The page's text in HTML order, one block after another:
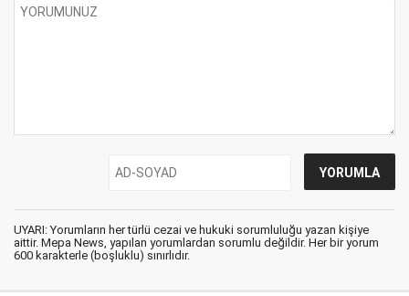
UYARI: Yorumların her türlü cezai ve hukuki sorumluluğu yazan kişiye
aittir. Mepa News, yapılan yorumlardan sorumlu değildir. Her bir yorum
600 karakterle (boşluklu) sınırlıdır.